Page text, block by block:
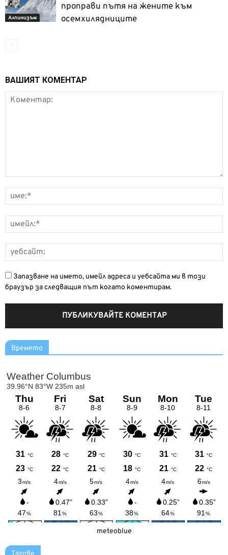
Алпинизъм
проправи пътя на жените към
осемхилядниците
ВАШИЯТ КОМЕНТАР
Запазване на името, имейл адреса и уебсайта ми в този
браузър за следващия път когато коментирам.
Времето
meteoblue